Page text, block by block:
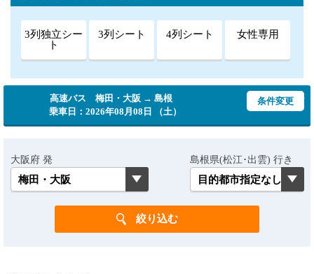
3列独立シー
ト
3列シート 4列シート 女性専用
高速バス 梅田・大阪 → 島根
乗車日：2026年08月08日 （土）
条件変更
大阪府 発 島根県(松江･出雲) 行き